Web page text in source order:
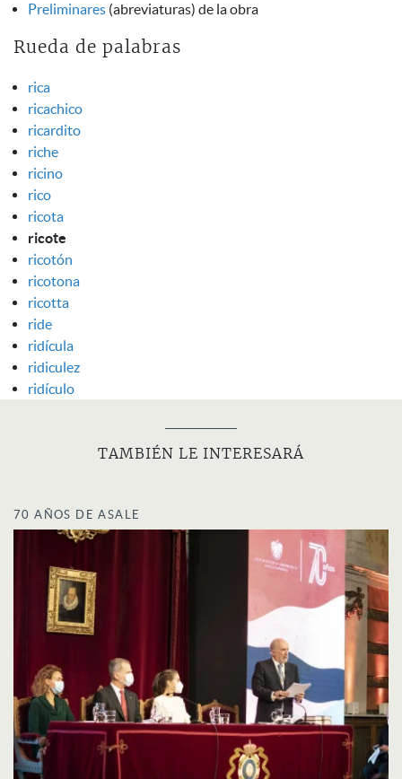
Preliminares (abreviaturas) de la obra
Rueda de palabras
rica
ricachico
ricardito
riche
ricino
rico
ricota
ricote
ricotón
ricotona
ricotta
ride
ridícula
ridiculez
ridículo
TAMBIÉN LE INTERESARÁ
70 AÑOS DE ASALE